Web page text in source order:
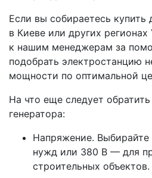
Если вы собираетесь купить
в Киеве или других
к нашим менеджерам за
подобрать электростанцию
мощности по оптимальной
На что еще следует
генератора:
Напряжение.
нужд или 380 В — для
строительных объектов.